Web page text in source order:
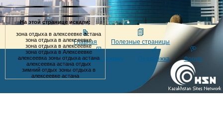
На этой странице искали:
зона отдыха в алексеевке астана
зона отдыха в алексеевке
зона отдыха в алексеевке
зона отдыха в Алексеевке
алексеевка зоны отдыха астана
алексеевка астана отдых
зимний отдых зоны отдыха в
алексеевке астана
Главная Полезные страницы
Добавить фирму Поддержка Форум